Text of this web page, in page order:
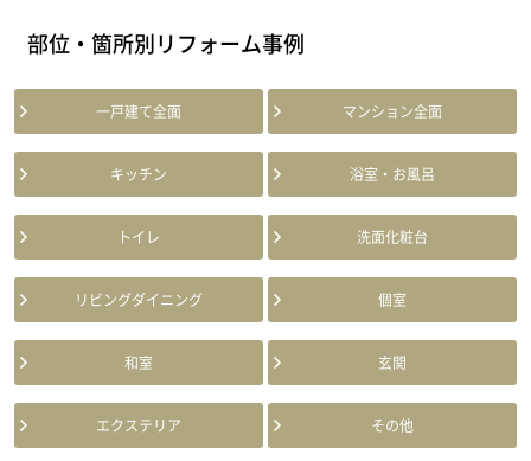
部位・箇所別リフォーム事例
一戸建て全面 マンション全面
キッチン 浴室・お風呂
トイレ 洗面化粧台
リビングダイニング 個室
和室 玄関
エクステリア その他